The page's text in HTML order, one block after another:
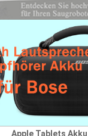
Apple Tablets Akku